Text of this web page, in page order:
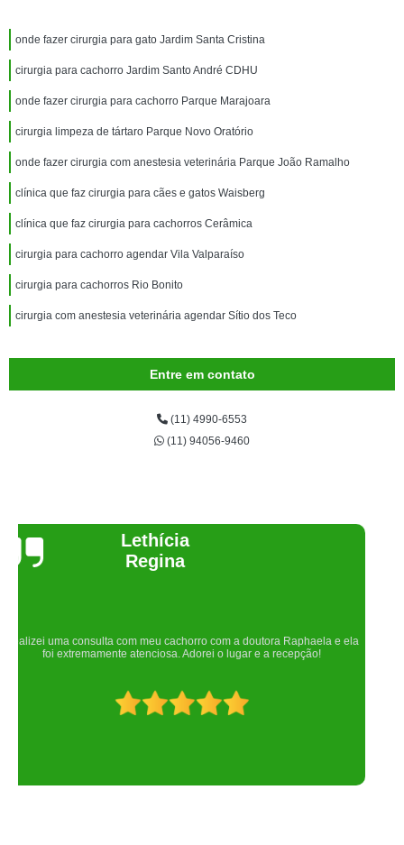
onde fazer cirurgia para gato Jardim Santa Cristina
cirurgia para cachorro Jardim Santo André CDHU
onde fazer cirurgia para cachorro Parque Marajoara
cirurgia limpeza de tártaro Parque Novo Oratório
onde fazer cirurgia com anestesia veterinária Parque João Ramalho
clínica que faz cirurgia para cães e gatos Waisberg
clínica que faz cirurgia para cachorros Cerâmica
cirurgia para cachorro agendar Vila Valparaíso
cirurgia para cachorros Rio Bonito
cirurgia com anestesia veterinária agendar Sítio dos Teco
Entre em contato
(11) 4990-6553
(11) 94056-9460
Joelma Lilian
Um lugar maravilhoso. Sempre serei grata pelo que fizeram por nós!